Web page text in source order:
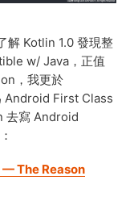
解 Kotlin 1.0 發現整
w/ Java，正值
，我更於
Android First Class
去寫 Android
— The Reason